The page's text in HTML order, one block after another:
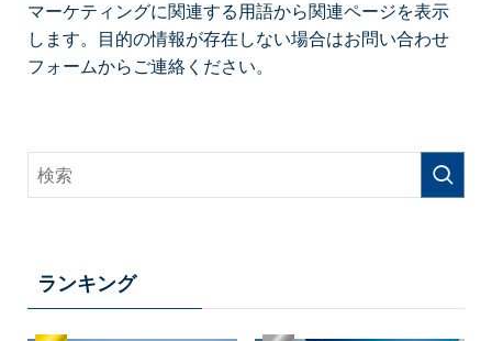
マーケティングに関連する用語から関連ページを表示
します。目的の情報が存在しない場合はお問い合わせ
フォームからご連絡ください。
ランキング